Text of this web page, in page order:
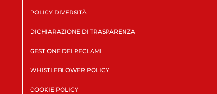
POLICY DIVERSITÀ
DICHIARAZIONE DI TRASPARENZA
GESTIONE DEI RECLAMI
WHISTLEBLOWER POLICY
COOKIE POLICY